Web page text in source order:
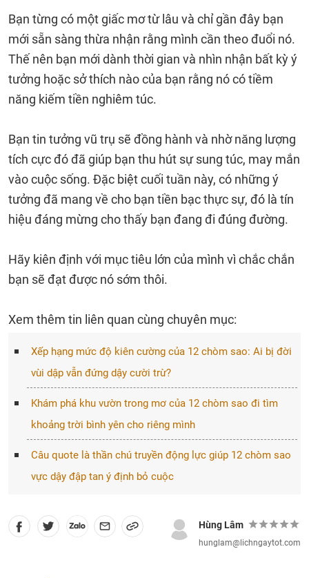
Bạn từng có một giấc mơ từ lâu và chỉ gần đây bạn
mới sẵn sàng thừa nhận rằng mình cần theo đuổi nó.
Thế nên bạn mới dành thời gian và nhìn nhận bất kỳ ý
tưởng hoặc sở thích nào của bạn rằng nó có tiềm
năng kiếm tiền nghiêm túc.
Bạn tin tưởng vũ trụ sẽ đồng hành và nhờ năng lượng
tích cực đó đã giúp bạn thu hút sự sung túc, may mắn
vào cuộc sống. Đặc biệt cuối tuần này, có những ý
tưởng đã mang về cho bạn tiền bạc thực sự, đó là tín
hiệu đáng mừng cho thấy bạn đang đi đúng đường.
Hãy kiên định với mục tiêu lớn của mình vì chắc chắn
bạn sẽ đạt được nó sớm thôi.
Xem thêm tin liên quan cùng chuyên mục:
Xếp hạng mức độ kiên cường của 12 chòm sao: Ai bị đời
vùi dập vẫn đứng dậy cười trừ?
Khám phá khu vườn trong mơ của 12 chòm sao đi tìm
khoảng trời bình yên cho riêng mình
Câu quote là thần chú truyền động lực giúp 12 chòm sao
vực dậy đập tan ý định bỏ cuộc
Hùng Lâm
hunglam@lichngaytot.com